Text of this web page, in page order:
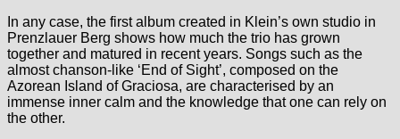
In any case, the first album created in Klein’s own studio in
Prenzlauer Berg shows how much the trio has grown
together and matured in recent years. Songs such as the
almost chanson-like ‘End of Sight’, composed on the
Azorean Island of Graciosa, are characterised by an
immense inner calm and the knowledge that one can rely on
the other.